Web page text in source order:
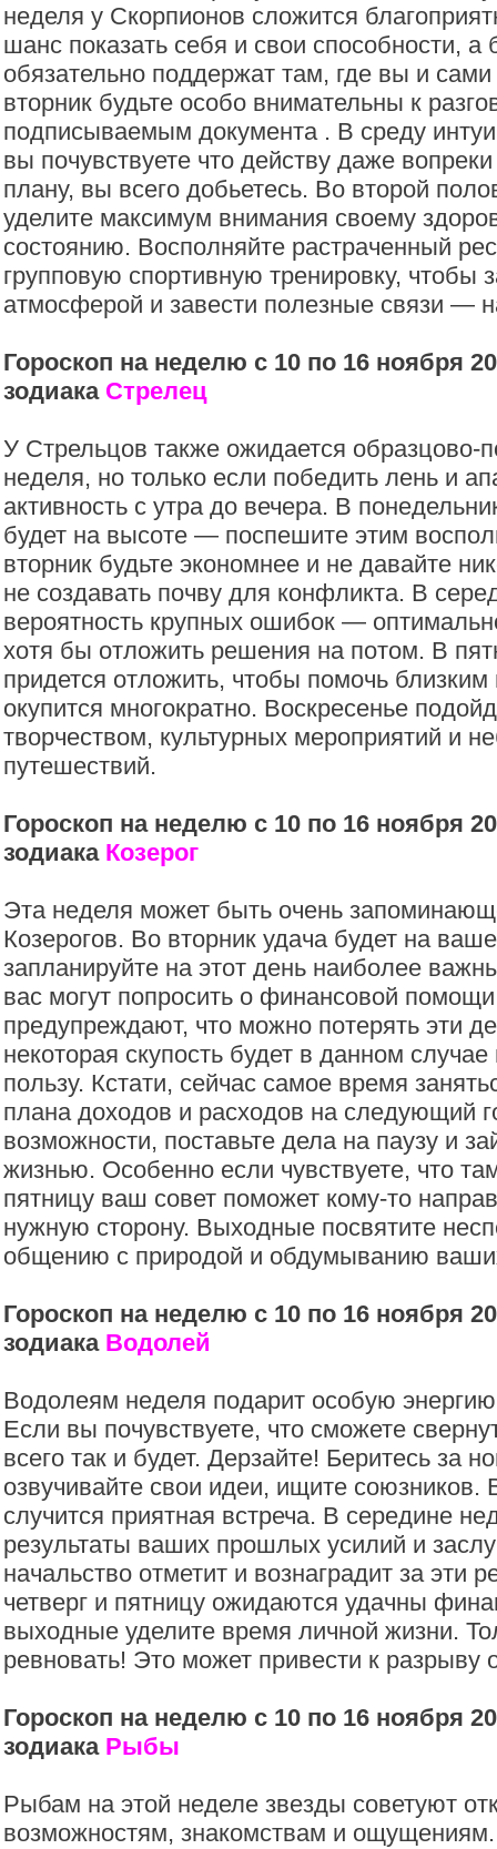
неделя у Скорпионов сложится
шанс показать себя и свои способности, а
обязательно поддержат там, где вы и
вторник будьте особо внимательны к
подписываемым документа . В среду
вы почувствуете что действу даже
плану, вы всего добьетесь. Во второй
уделите максимум внимания своему
состоянию. Восполняйте растраченный
групповую спортивную тренировку, чтобы
атмосферой и завести полезные связи —
Гороскоп на неделю с 10 по 16 ноября
зодиака Стрелец
У Стрельцов также ожидается образцово-
неделя, но только если победить лень и
активность с утра до вечера. В
будет на высоте — поспешите этим
вторник будьте экономнее и не давайте
не создавать почву для конфликта. В
вероятность крупных ошибок —
хотя бы отложить решения на потом. В
придется отложить, чтобы помочь близким
окупится многократно. Воскресенье
творчеством, культурных мероприятий и
путешествий.
Гороскоп на неделю с 10 по 16 ноября
зодиака Козерог
Эта неделя может быть очень
Козерогов. Во вторник удача будет на
запланируйте на этот день наиболее
вас могут попросить о финансовой
предупреждают, что можно потерять эти
некоторая скупость будет в данном
пользу. Кстати, сейчас самое время
плана доходов и расходов на следующий
возможности, поставьте дела на паузу и
жизнью. Особенно если чувствуете, что
пятницу ваш совет поможет кому-то
нужную сторону. Выходные посвятите
общению с природой и обдумыванию
Гороскоп на неделю с 10 по 16 ноября
зодиака Водолей
Водолеям неделя подарит особую
Если вы почувствуете, что сможете
всего так и будет. Дерзайте! Беритесь за
озвучивайте свои идеи, ищите союзников.
случится приятная встреча. В середине
результаты ваших прошлых усилий и
начальство отметит и вознаградит за эти
четверг и пятницу ожидаются удачны
выходные уделите время личной жизни.
ревновать! Это может привести к разрыву
Гороскоп на неделю с 10 по 16 ноября
зодиака Рыбы
Рыбам на этой неделе звезды советуют
возможностям, знакомствам и